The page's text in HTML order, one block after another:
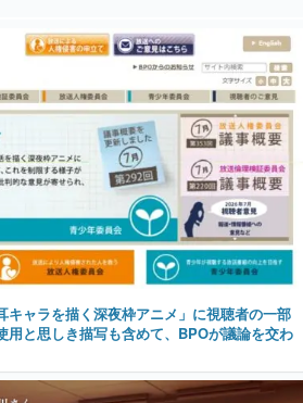
キャラを描く深夜枠アニメ」に視聴者の一部
用と思しき描写も含めて、BPOが議論を交わ